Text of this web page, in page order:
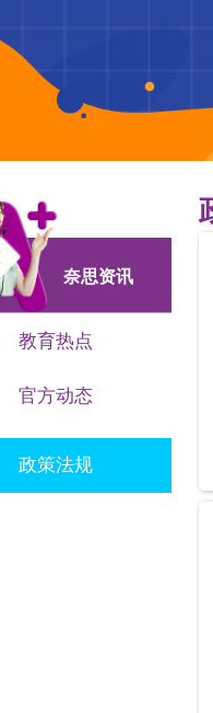
奈思资讯
教育热点
官方动态
政策法规